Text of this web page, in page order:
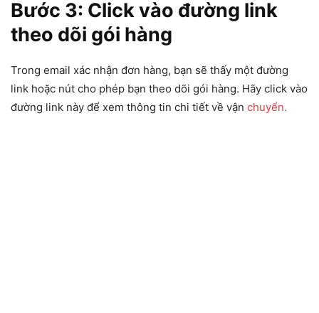
Bước 3: Click vào đường link
theo dõi gói hàng
Trong email xác nhận đơn hàng, bạn sẽ thấy một đường
link hoặc nút cho phép bạn theo dõi gói hàng. Hãy click vào
đường link này để xem thông tin chi tiết về vận chuyển.